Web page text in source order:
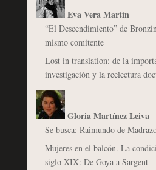
Eva Vera Martín
“El Descendimiento” de
mismo comitente
Lost in translation: de la
investigación y la reelectura
Gloria Martínez Leiva
Se busca: Raimundo de
Mujeres en el balcón. La
siglo XIX: De Goya a Sargent